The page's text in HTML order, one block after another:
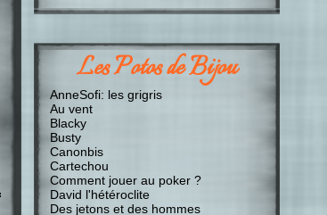
Les Potos de Bijou
AnneSofi: les grigris
Au vent
Blacky
Busty
Canonbis
Cartechou
Comment jouer au poker ?
David l'hétéroclite
Des jetons et des hommes